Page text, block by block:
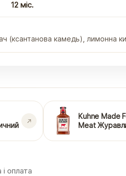
12 міс.
(ксантанова камедь), лимонна
Kuhne Made
Meat
оплата